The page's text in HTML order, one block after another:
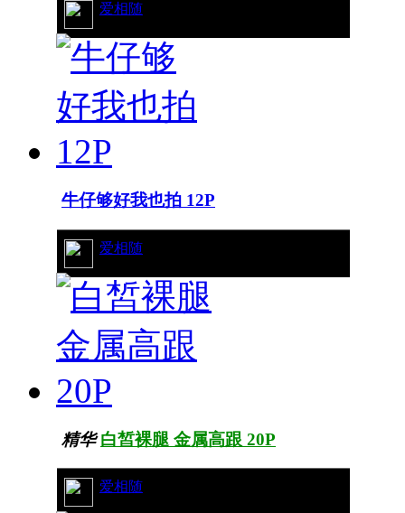
爱相随
牛仔够好我也拍 12P
爱相随
精华 白皙裸腿 金属高跟 20P
爱相随